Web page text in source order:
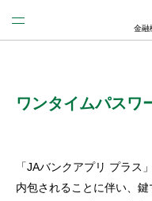
金融
(法人
ワンタイムパスワ
「JAバンクアプリ プラス
内包されることに伴い、